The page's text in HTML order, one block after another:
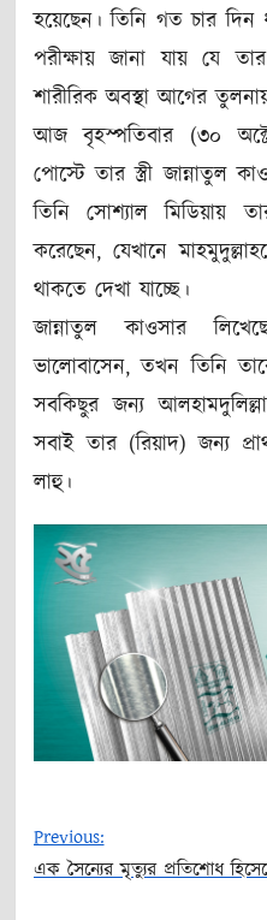
হয়েছেন। তিনি গত চার দিন
পরীক্ষায় জানা যায় যে
শারীরিক অবস্থা আগের
আজ বৃহস্পতিবার (৩০
পোস্টে তার স্ত্রী জান্নাতুল
তিনি সোশ্যাল মিডিয়ায়
করেছেন, যেখানে
থাকতে দেখা যাচ্ছে।
জান্নাতুল কাওসার
ভালোবাসেন, তখন তিনি
সবকিছুর জন্য
সবাই তার (রিয়াদ) জন্য
লাহু।
Previous:
এক সৈন্যের মৃত্যুর প্রতিশোধ